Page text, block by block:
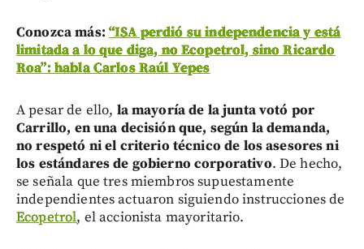
Conozca más: “ISA perdió su independencia y está
limitada a lo que diga, no Ecopetrol, sino Ricardo
Roa”: habla Carlos Raúl Yepes
A pesar de ello, la mayoría de la junta votó por
Carrillo, en una decisión que, según la demanda,
no respetó ni el criterio técnico de los asesores ni
los estándares de gobierno corporativo. De hecho,
se señala que tres miembros supuestamente
independientes actuaron siguiendo instrucciones de
Ecopetrol, el accionista mayoritario.